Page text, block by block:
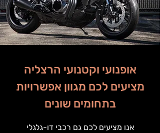
אופנועי וקטנועי הרצליה
מציעים לכם מגוון אפשרויות
בתחומים שונים
אנו מציעים לכם גם רכבי דו-גלגלי